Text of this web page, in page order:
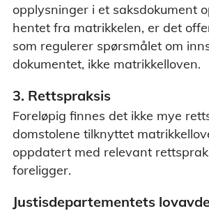
opplysninger i et saksdokument
hentet fra matrikkelen, er det
som regulerer spørsmålet om
dokumentet, ikke matrikkelloven.
3. Rettspraksis
Foreløpig finnes det ikke mye
domstolene tilknyttet
oppdatert med relevant
foreligger.
Justisdepartementets